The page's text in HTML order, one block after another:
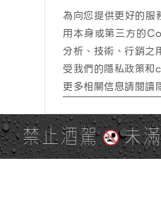
禁止酒駕 未
為向您提供更好的
用本身或第三方的
分析、技術、行銷之
受我們的隱私政策和
更多相關信息請閱讀
PAGE